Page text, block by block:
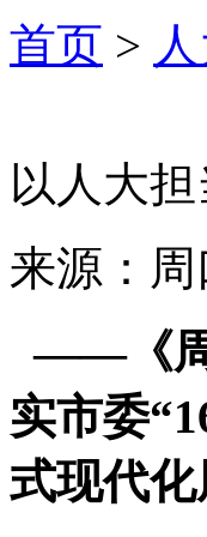
首页 >
以人大
来源：
——《周
实市委
式现代